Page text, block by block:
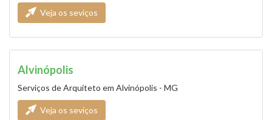
Veja os seviços
Alvinópolis
Serviços de Arquiteto em Alvinópolis - MG
Veja os seviços